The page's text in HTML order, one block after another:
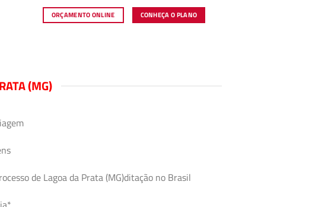
ORÇAMENTO ONLINE CONHEÇA O PLANO
(MG)
de Lagoa da Prata (MG)ditação no Brasil